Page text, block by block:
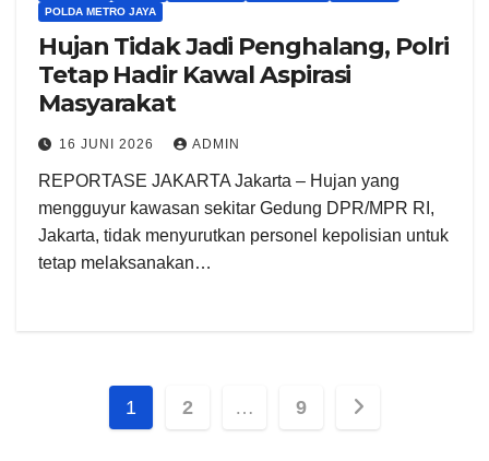
POLDA METRO JAYA
Hujan Tidak Jadi Penghalang, Polri
Tetap Hadir Kawal Aspirasi
Masyarakat
16 JUNI 2026 ADMIN
REPORTASE JAKARTA Jakarta – Hujan yang
mengguyur kawasan sekitar Gedung DPR/MPR RI,
Jakarta, tidak menyurutkan personel kepolisian untuk
tetap melaksanakan…
Paginasi
1 2 … 9